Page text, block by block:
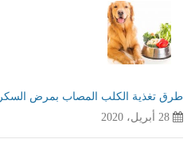
طرق تغذية الكلب المصاب بمرض السكر
28 أبريل، 2020